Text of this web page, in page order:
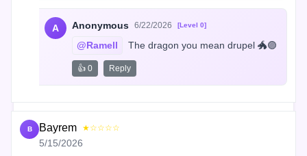
A Anonymous 6/22/2026 [Level 0]
@Ramell The dragon you mean drupel 🐲🟣
👍 0 Reply
B Bayrem ★☆☆☆☆
5/15/2026